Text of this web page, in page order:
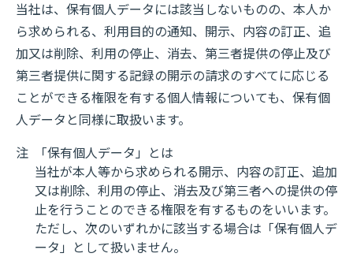
当社は、保有個人データには該当しないものの、本人か
ら求められる、利用目的の通知、開示、内容の訂正、追
加又は削除、利用の停止、消去、第三者提供の停止及び
第三者提供に関する記録の開示の請求のすべてに応じる
ことができる権限を有する個人情報についても、保有個
人データと同様に取扱います。
注
「保有個人データ」とは
当社が本人等から求められる開示、内容の訂正、追加
又は削除、利用の停止、消去及び第三者への提供の停
止を行うことのできる権限を有するものをいいます。
ただし、次のいずれかに該当する場合は「保有個人デ
ータ」として扱いません。